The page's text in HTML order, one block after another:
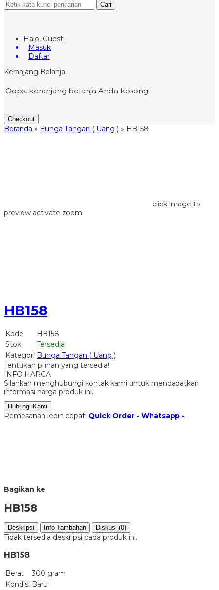
Cari
Halo, Guest!
Masuk
Daftar
Keranjang Belanja
Oops, keranjang belanja Anda kosong!
Checkout
Beranda » Bunga Tangan ( Uang ) » HB158
click image to
preview activate zoom
HB158
Kode
HB158
Stok
Tersedia
Kategori Bunga Tangan ( Uang )
Tentukan pilihan yang tersedia!
INFO HARGA
Silahkan menghubungi kontak kami untuk mendapatkan
informasi harga produk ini.
Hubungi Kami
Pemesanan lebih cepat! Quick Order - Whatsapp -
Bagikan ke
HB158
Deskripsi Info Tambahan Diskusi (0)
Tidak tersedia deskripsi pada produk ini.
HB158
Berat
300 gram
Kondisi Baru